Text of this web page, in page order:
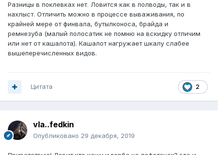
Разницы в поклевках нет. Ловится как в полводы, так и в
нахлыст. Отличить можно в процессе вываживания, по
крайней мере от финвала, бутылконоса, брайда и
ремнезуба (малый полосатик не помню на вскидку отличим
или нет от кашалота). Кашалот нагружает шкалу слабее
вышеперечисленных видов.
2
Цитата
vla..fedkin
Опубликовано 29 декабря, 2019